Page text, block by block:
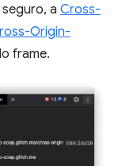
a Cross-
Origin-
frame.